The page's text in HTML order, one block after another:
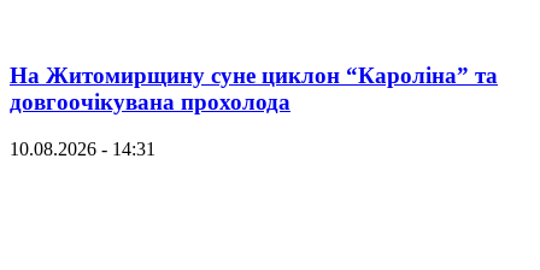
На Житомирщину суне циклон “Кароліна” та
довгоочікувана прохолода
10.08.2026 - 14:31